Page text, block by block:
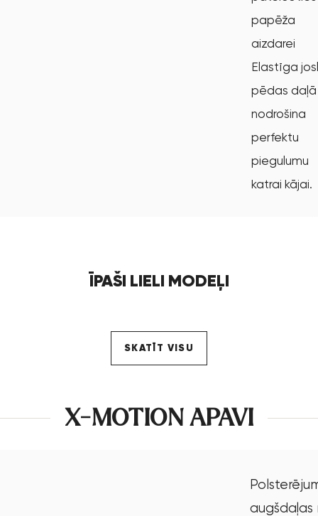
papēža
aizdarei
Elastīga
pēdas daļā
nodrošina
perfektu
piegulumu
katrai kājai.
ĪPAŠI LIELI MODEĻI
SKATĪT VISU
X-MOTION APAVI
augšdaļas